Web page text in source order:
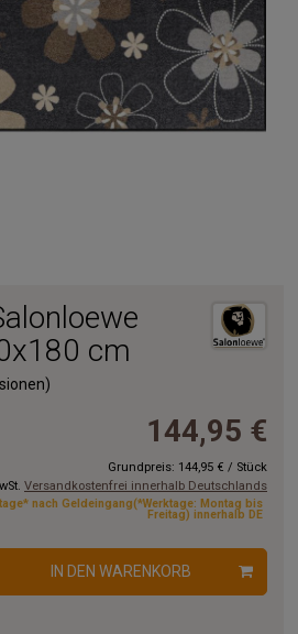
cm
144,95 €
Grundpreis: 144,95 € / Stück
Versandkostenfrei innerhalb Deutschlands
nach Geldeingang(*Werktage: Montag bis
Freitag) innerhalb DE
IN DEN WARENKORB